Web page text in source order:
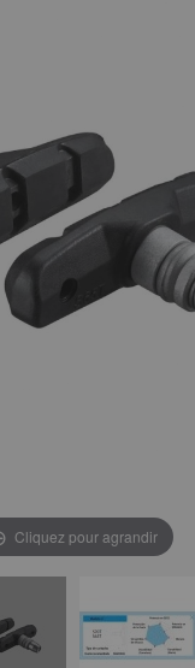
Cliquez pour agrandir